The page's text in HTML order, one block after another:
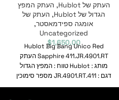
העתק של Hublot , העתק המפץ
הגדול של Hublot
, העתק של
אומגה ספידמאסטר,
Uncategorized
$1,650.00
Hublot Big Bang Unico Red
Sapphire 411.JR.4901.RT העתק
מותג : Hublot טווח : המפץ הגדול
דגם : 411.JR.4901.RT מספר סימוכין